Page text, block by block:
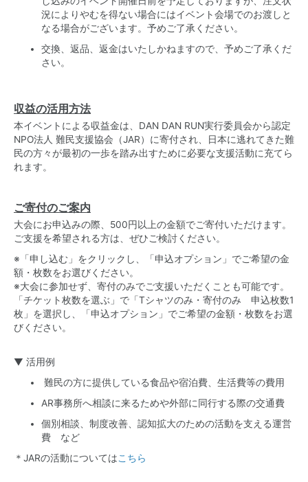
況によりやむを得ない場合にはイベント会場でのお渡しと
なる場合がございます。予めご了承ください。
交換、返品、返金はいたしかねますので、予めご了承くだ
さい。
収益の活用方法
本イベントによる収益金は、DAN DAN RUN実行委員会から認定
NPO法人 難民支援協会（JAR）に寄付され、日本に逃れてきた難
民の方々が最初の一歩を踏み出すために必要な支援活動に充てら
れます。
ご寄付のご案内
大会にお申込みの際、500円以上の金額でご寄付いただけます。
ご支援を希望される方は、ぜひご検討ください。
※「申し込む」をクリックし、「申込オプション」でご希望の金
額・枚数をお選びください。
※大会に参加せず、寄付のみでご支援いただくことも可能です。
「チケット枚数を選ぶ」で「Tシャツのみ・寄付のみ 申込枚数1
枚」を選択し、「申込オプション」でご希望の金額・枚数をお選
びください。
▼ 活用例
難民の方に提供している食品や宿泊費、生活費等の費用
AR事務所へ相談に来るためや外部に同行する際の交通費
個別相談、制度改善、認知拡大のための活動を支える運営
費 など
＊JARの活動についてはこちら